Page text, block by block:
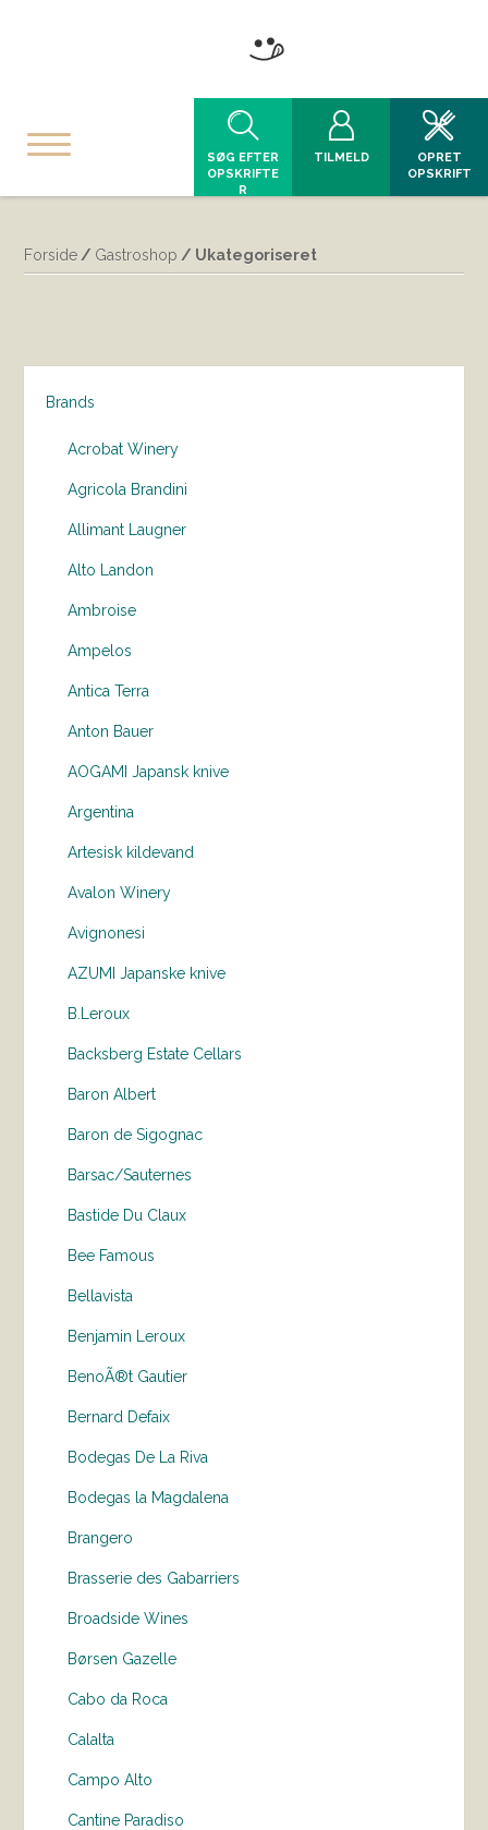
SØG EFTER
OPSKRIFTE
R
TILMELD
OPRET
OPSKRIFT
Forside / Gastroshop / Ukategoriseret
Brands
Acrobat Winery
Agricola Brandini
Allimant Laugner
Alto Landon
Ambroise
Ampelos
Antica Terra
Anton Bauer
AOGAMI Japansk knive
Argentina
Artesisk kildevand
Avalon Winery
Avignonesi
AZUMI Japanske knive
B.Leroux
Backsberg Estate Cellars
Baron Albert
Baron de Sigognac
Barsac/Sauternes
Bastide Du Claux
Bee Famous
Bellavista
Benjamin Leroux
BenoÃ®t Gautier
Bernard Defaix
Bodegas De La Riva
Bodegas la Magdalena
Brangero
Brasserie des Gabarriers
Broadside Wines
Børsen Gazelle
Cabo da Roca
Calalta
Campo Alto
Cantine Paradiso